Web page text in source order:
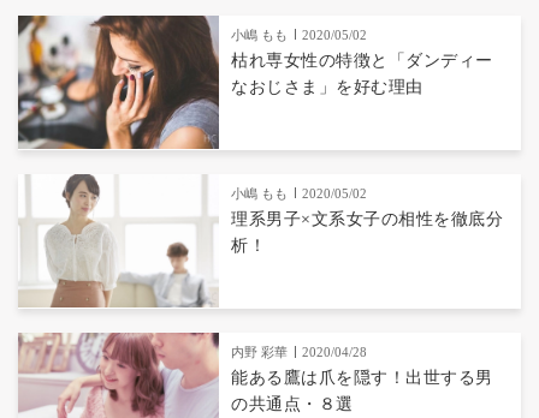
小嶋 もも 2020/05/02
枯れ専女性の特徴と「ダンディー
なおじさま」を好む理由
小嶋 もも 2020/05/02
理系男子×文系女子の相性を徹底分
析！
内野 彩華 2020/04/28
能ある鷹は爪を隠す！出世する男
の共通点・８選